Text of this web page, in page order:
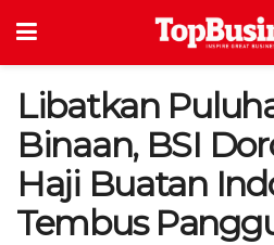
Libatkan
Binaan, BSI
Haji Buatan
Tembus